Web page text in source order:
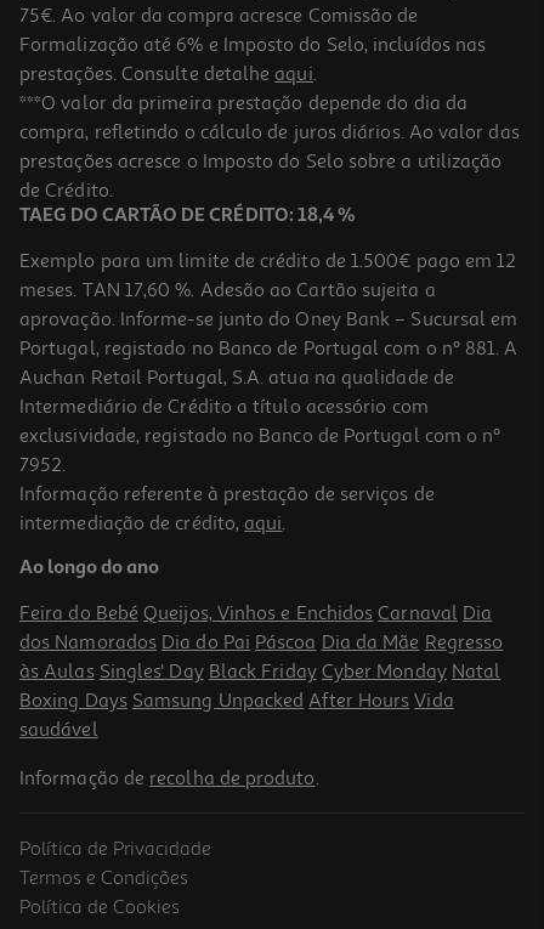
75€. Ao valor da compra acresce Comissão de
Formalização até 6% e Imposto do Selo, incluídos nas
prestações. Consulte detalhe aqui.
***O valor da primeira prestação depende do dia da
compra, refletindo o cálculo de juros diários. Ao valor das
prestações acresce o Imposto do Selo sobre a utilização
de Crédito.
TAEG DO CARTÃO DE CRÉDITO: 18,4 %
Exemplo para um limite de crédito de 1.500€ pago em 12
meses. TAN 17,60 %. Adesão ao Cartão sujeita a
aprovação. Informe-se junto do Oney Bank – Sucursal em
Portugal, registado no Banco de Portugal com o nº 881. A
Auchan Retail Portugal, S.A. atua na qualidade de
Intermediário de Crédito a título acessório com
exclusividade, registado no Banco de Portugal com o nº
7952.
Informação referente à prestação de serviços de
intermediação de crédito, aqui.
Ao longo do ano
Feira do Bebé Queijos, Vinhos e Enchidos Carnaval Dia
dos Namorados Dia do Pai Páscoa Dia da Mãe Regresso
às Aulas Singles' Day Black Friday Cyber Monday Natal
Boxing Days Samsung Unpacked After Hours Vida
saudável
Informação de recolha de produto.
Política de Privacidade
Termos e Condições
Política de Cookies